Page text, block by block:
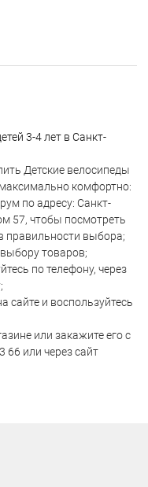
3-4 лет в Санкт-
Детские велосипеды
комфортно:
по адресу: Санкт-
57, чтобы посмотреть
правильности выбора;
товаров;
по телефону, через
сайте и воспользуйтесь
или закажите его с
66 или через сайт